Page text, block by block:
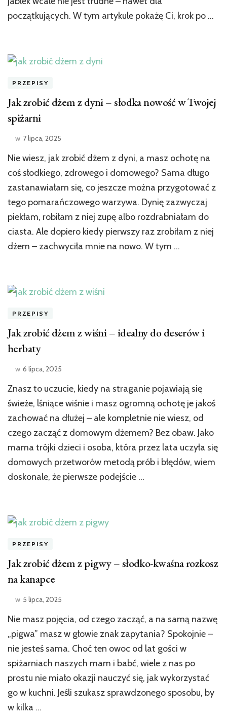
początkujących. W tym artykule pokażę Ci, krok po …
PRZEPISY
Jak zrobić dżem z dyni – słodka nowość w Twojej
spiżarni
w 7 lipca, 2025
Nie wiesz, jak zrobić dżem z dyni, a masz ochotę na
coś słodkiego, zdrowego i domowego? Sama długo
zastanawiałam się, co jeszcze można przygotować z
tego pomarańczowego warzywa. Dynię zazwyczaj
piekłam, robiłam z niej zupę albo rozdrabniałam do
ciasta. Ale dopiero kiedy pierwszy raz zrobiłam z niej
dżem – zachwyciła mnie na nowo. W tym …
PRZEPISY
Jak zrobić dżem z wiśni – idealny do deserów i
herbaty
w 6 lipca, 2025
Znasz to uczucie, kiedy na straganie pojawiają się
świeże, lśniące wiśnie i masz ogromną ochotę je jakoś
zachować na dłużej – ale kompletnie nie wiesz, od
czego zacząć z domowym dżemem? Bez obaw. Jako
mama trójki dzieci i osoba, która przez lata uczyła się
domowych przetworów metodą prób i błędów, wiem
doskonale, że pierwsze podejście …
PRZEPISY
Jak zrobić dżem z pigwy – słodko-kwaśna rozkosz
na kanapce
w 5 lipca, 2025
Nie masz pojęcia, od czego zacząć, a na samą nazwę
„pigwa” masz w głowie znak zapytania? Spokojnie –
nie jesteś sama. Choć ten owoc od lat gości w
spiżarniach naszych mam i babć, wiele z nas po
prostu nie miało okazji nauczyć się, jak wykorzystać
go w kuchni. Jeśli szukasz sprawdzonego sposobu, by
w kilka …